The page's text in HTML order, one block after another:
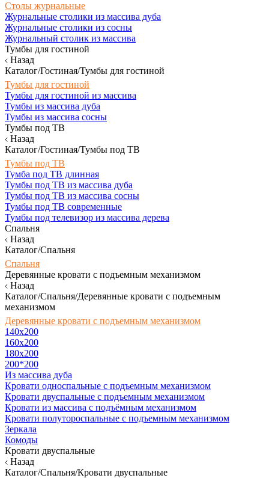
Столы журнальные
Журнальные столики из массива дуба
Журнальные столики из сосны
Журнальный столик из массива
Тумбы для гостиной
Назад
Каталог/Гостиная/Тумбы для гостиной
Тумбы для гостиной
Тумбы для гостиной из массива
Тумбы из массива дуба
Тумбы из массива сосны
Тумбы под ТВ
Назад
Каталог/Гостиная/Тумбы под ТВ
Тумбы под ТВ
Тумба под ТВ длинная
Тумбы под ТВ из массива дуба
Тумбы под ТВ из массива сосны
Тумбы под ТВ современные
Тумбы под телевизор из массива дерева
Спальня
Назад
Каталог/Спальня
Спальня
Деревянные кровати с подъемным механизмом
Назад
Каталог/Спальня/Деревянные кровати с подъемным
механизмом
Деревянные кровати с подъемным механизмом
140x200
160х200
180х200
200*200
Из массива дуба
Кровати односпальные с подъемным механизмом
Кровати двуспальные с подъемным механизмом
Кровати из массива с подъёмным механизмом
Кровати полутороспальные с подъемным механизмом
Зеркала
Комоды
Кровати двуспальные
Назад
Каталог/Спальня/Кровати двуспальные